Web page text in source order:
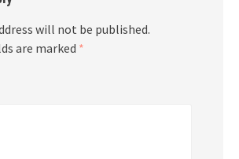
will not be published.
are marked *